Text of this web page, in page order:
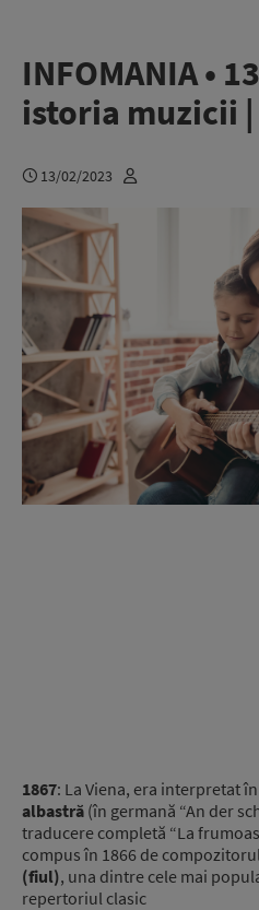
INFOMANIA •
istoria muzicii |
13/02/2023
1867: La Viena, era interpretat
albastră (în germană “An der
traducere completă “La
compus în 1866 de
(fiul), una dintre cele mai
repertoriul clasic